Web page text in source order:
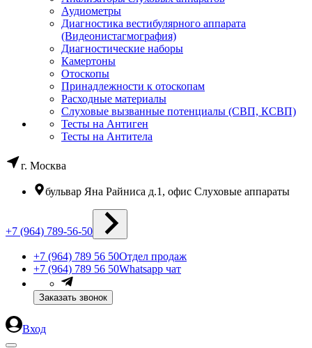
Аудиометры
Диагностика вестибулярного аппарата
(Видеонистагмография)
Диагностические наборы
Камертоны
Отоскопы
Принадлежности к отоскопам
Расходные материалы
Слуховые вызванные потенциалы (СВП, КСВП)
Тесты на Антиген
Тесты на Антитела
г. Москва
бульвар Яна Райниса д.1, офис Слуховые аппараты
+7 (964) 789-56-50
+7 (964) 789 56 50Отдел продаж
+7 (964) 789 56 50Whatsapp чат
Заказать звонок
Вход